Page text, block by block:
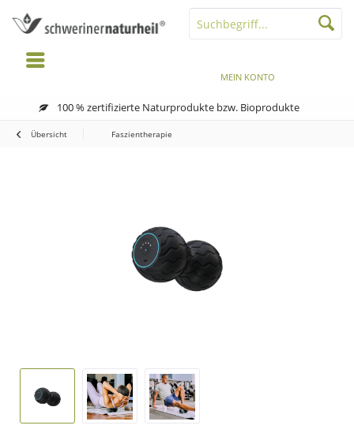
100 % zertifizierte Naturprodukte bzw. Bioprodukte
MEIN KONTO
Übersicht Faszientherapie